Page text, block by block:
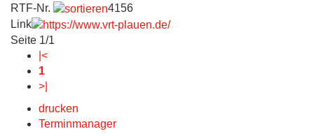
RTF-Nr.
4156
Link
Seite 1/1
|<
1
>|
drucken
Terminmanager